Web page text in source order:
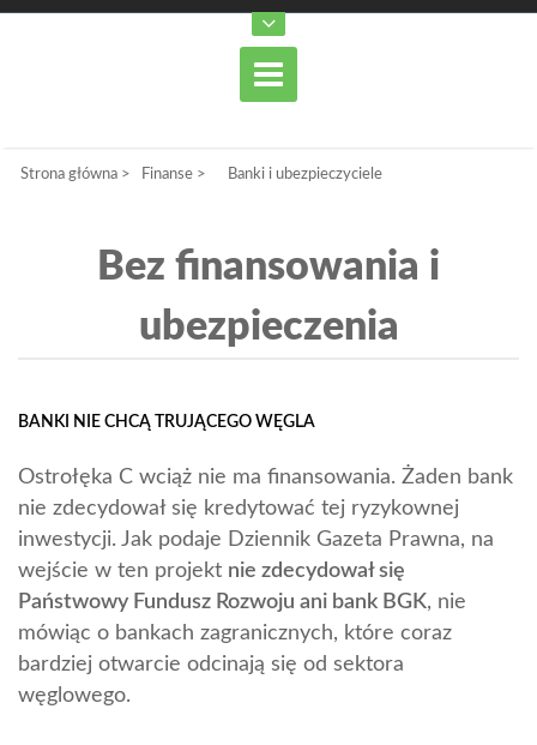
Strona główna > Finanse > Banki i ubezpieczyciele
Bez finansowania i
ubezpieczenia
BANKI NIE CHCĄ TRUJĄCEGO WĘGLA
Ostrołęka C wciąż nie ma finansowania. Żaden bank
nie zdecydował się kredytować tej ryzykownej
inwestycji. Jak podaje Dziennik Gazeta Prawna, na
wejście w ten projekt nie zdecydował się
Państwowy Fundusz Rozwoju ani bank BGK, nie
mówiąc o bankach zagranicznych, które coraz
bardziej otwarcie odcinają się od sektora
węglowego.